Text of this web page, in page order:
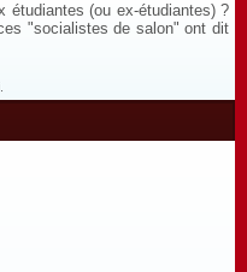
étudiantes (ou ex-étudiantes) ?
"socialistes de salon" ont dit